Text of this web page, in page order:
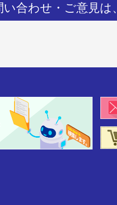
い合わせ・ご意見は、